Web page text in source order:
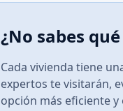
¿No sabes
Cada vivienda tiene
expertos te visitarán,
opción más eficiente